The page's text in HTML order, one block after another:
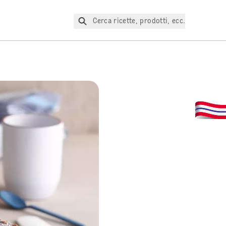
Cerca ricette, prodotti, ecc.